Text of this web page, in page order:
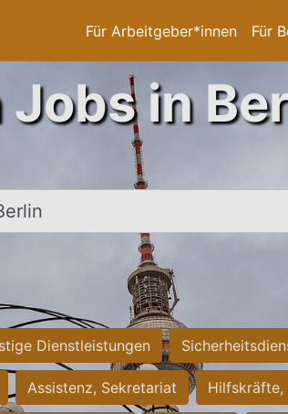
Für Arbeitgeber*innen Für
Jobs in
Stadt
Dienstleistungen
Assistenz, Sekretariat Hilfskräfte,